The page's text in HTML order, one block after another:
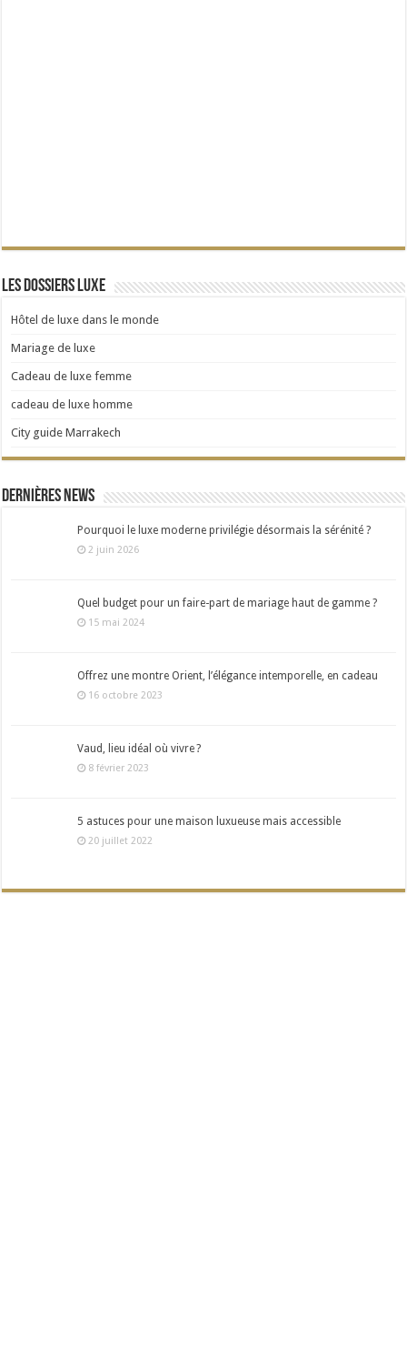
Les dossiers Luxe
Hôtel de luxe dans le monde
Mariage de luxe
Cadeau de luxe femme
cadeau de luxe homme
City guide Marrakech
Dernières news
Pourquoi le luxe moderne privilégie désormais la sérénité ?
2 juin 2026
Quel budget pour un faire-part de mariage haut de gamme ?
15 mai 2024
Offrez une montre Orient, l’élégance intemporelle, en cadeau
16 octobre 2023
Vaud, lieu idéal où vivre ?
8 février 2023
5 astuces pour une maison luxueuse mais accessible
20 juillet 2022